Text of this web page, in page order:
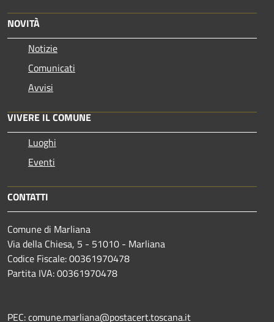
NOVITÀ
Notizie
Comunicati
Avvisi
VIVERE IL COMUNE
Luoghi
Eventi
CONTATTI
Comune di Marliana
Via della Chiesa, 5 - 51010 - Marliana
Codice Fiscale: 00361970478
Partita IVA: 00361970478
PEC: comune.marliana@postacert.toscana.it